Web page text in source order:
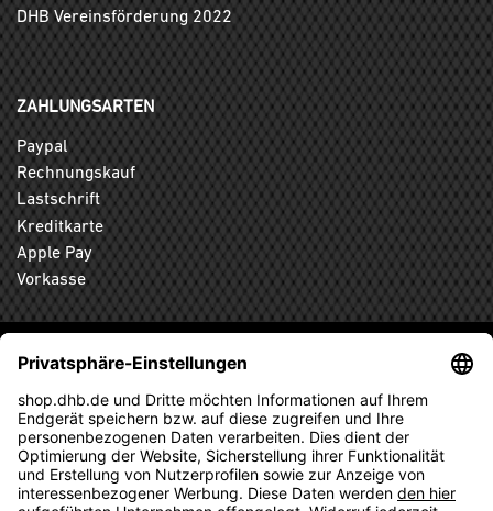
DHB Vereinsförderung 2022
ZAHLUNGSARTEN
Paypal
Rechnungskauf
Lastschrift
Kreditkarte
Apple Pay
Vorkasse
ABONNIEREN SIE DEN KOSTENLOSEN DHB-FANSHOP
NEWSLETTER UND VERPASSEN SIE KEINE NEUIGKEIT ODER
AKTION MEHR.
ANMELDEN